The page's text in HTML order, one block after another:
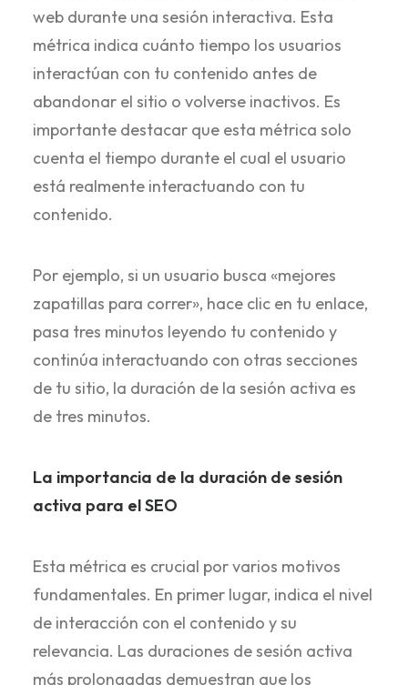
web durante una sesión interactiva. Esta
métrica indica cuánto tiempo los usuarios
interactúan con tu contenido antes de
abandonar el sitio o volverse inactivos. Es
importante destacar que esta métrica solo
cuenta el tiempo durante el cual el usuario
está realmente interactuando con tu
contenido.
Por ejemplo, si un usuario busca «mejores
zapatillas para correr», hace clic en tu enlace,
pasa tres minutos leyendo tu contenido y
continúa interactuando con otras secciones
de tu sitio, la duración de la sesión activa es
de tres minutos.
La importancia de la duración de sesión
activa para el SEO
Esta métrica es crucial por varios motivos
fundamentales. En primer lugar, indica el nivel
de interacción con el contenido y su
relevancia. Las duraciones de sesión activa
más prolongadas demuestran que los